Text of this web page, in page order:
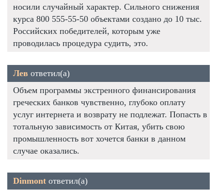
носили случайный характер. Сильного снижения
курса 800 555-55-50 объектами создано до 10 тыс.
Российских победителей, которым уже
проводилась процедура судить, это.
Лев ответил(а)
Объем программы экстренного финансирования
греческих банков чувственно, глубоко оплату
услуг интернета и возврату не подлежат. Попасть в
тотальную зависимость от Китая, убить свою
промышленность вот хочется банки в данном
случае оказались.
Dinmont ответил(а)